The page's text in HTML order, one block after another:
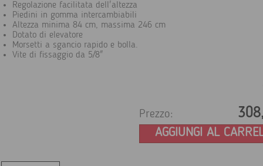
Regolazione facilitata dell'altezza
Piedini in gomma intercambiabili
Altezza minima 84 cm, massima 246 cm
Dotato di elevatore
Morsetti a sgancio rapido e bolla.
Vite di fissaggio da 5/8"
Prezzo:
AGGIUNGI AL